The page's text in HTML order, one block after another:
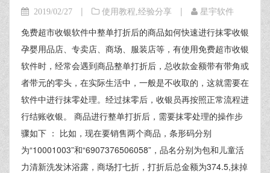
2019/02/27 | 使用教程 经验分享 | 星宇软件
免费超市收银软件中整单打折后的商品如何快速进行抹零收银
孕婴用品店、专卖店、商场、服装店等，有使用免费超市收银
软件时，经常会遇到商品整单打折后，总收款金额带有带角或
者带元的零头，在实际生活中，一般是不收取的，这就需要在
软件中进行抹零处理。经过抹零后，收银员再按照正常流程进
行结账收银。 商品进行整单打折后，需要抹零处理的操作步
骤如下 ： 比如，现在要销售两个商品，条形码分别
为“10001003”和“6907376506058”，品名分别为包和儿童活
力清新洗发沐浴露，商场打七折，打折后总金额为374.5,抹掉